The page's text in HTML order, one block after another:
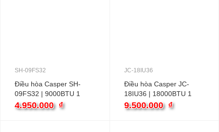
SH-09FS32
Điều hòa Casper SH-
09FS32 | 9000BTU 1
chiều
4.950.000 ₫
JC-18IU36
Điều hòa Casper JC-
18IU36 | 18000BTU 1
chiều inverter
9.500.000 ₫